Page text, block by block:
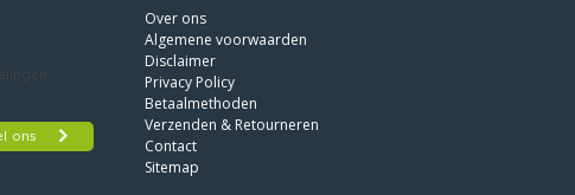
Over ons
Algemene voorwaarden
Disclaimer
Privacy Policy
Betaalmethoden
Verzenden & Retourneren
Contact
Sitemap